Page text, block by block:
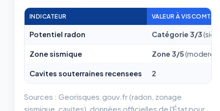
INDICATEUR VALEUR À VISCOMTAT
Potentiel radon Catégorie 3/3
Zone sismique Zone 3/5
Cavites souterraines recensees 2
Sources : Georisques.gouv.fr (radon, zonage
sismique, cavites), données officielles de l'État pour